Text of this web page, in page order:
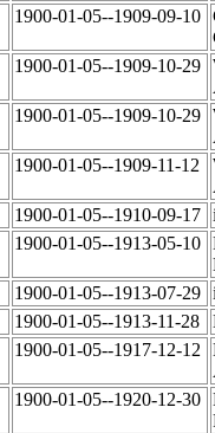
1900-01-05--1909-09-10
1900-01-05--1909-10-29
1900-01-05--1909-10-29
1900-01-05--1909-11-12
1900-01-05--1910-09-17
1900-01-05--1913-05-10
1900-01-05--1913-07-29
1900-01-05--1913-11-28
1900-01-05--1917-12-12
1900-01-05--1920-12-30